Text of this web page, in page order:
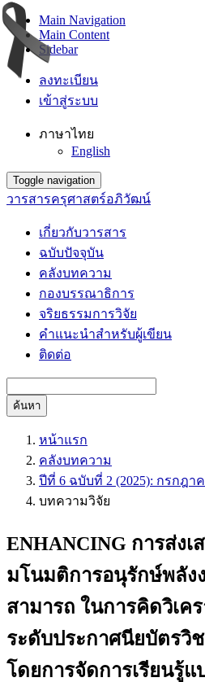
Main Navigation
Main Content
Sidebar
ลงทะเบียน
เข้าสู่ระบบ
ภาษาไทย
English
Toggle navigation
วารสารครุศาสตร์อภิวัฒน์
เกี่ยวกับวารสาร
ฉบับปัจจุบัน
คลังบทความ
กองบรรณาธิการ
จริยธรรมการวิจัย
คำแนะนำสำหรับผู้เขียน
ติดต่อ
ค้นหา
หน้าแรก
คลังบทความ
ปีที่ 6 ฉบับที่ 2 (2025): กรกฎา
บทความวิจัย
ENHANCING การส่งเ
มโนมติการอนุรักษ์พลัง
สามารถ ในการคิดวิเค
ระดับประกาศนียบัตรวิ
โดยการจัดการเรียนรู้